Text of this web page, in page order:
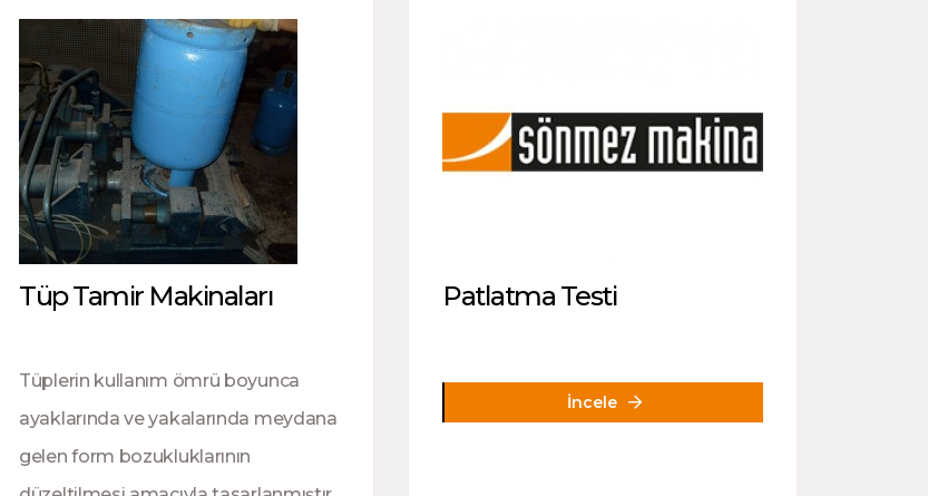
Tüp Tamir Makinaları
Tüplerin kullanım ömrü boyunca
ayaklarında ve yakalarında meydana
gelen form bozukluklarının
Patlatma Testi
İncele